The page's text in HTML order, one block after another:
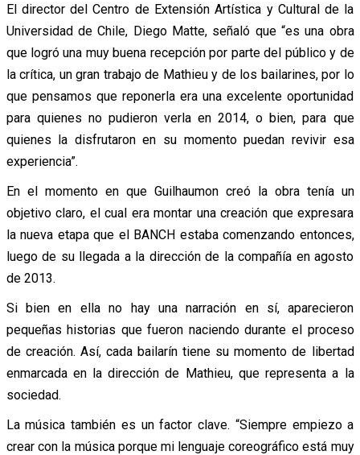
El director del Centro de Extensión Artística y Cultural de la
Universidad de Chile, Diego Matte, señaló que “es una obra
que logró una muy buena recepción por parte del público y de
la crítica, un gran trabajo de Mathieu y de los bailarines, por lo
que pensamos que reponerla era una excelente oportunidad
para quienes no pudieron verla en 2014, o bien, para que
quienes la disfrutaron en su momento puedan revivir esa
experiencia”.
En el momento en que Guilhaumon creó la obra tenía un
objetivo claro, el cual era montar una creación que expresara
la nueva etapa que el BANCH estaba comenzando entonces,
luego de su llegada a la dirección de la compañía en agosto
de 2013.
Si bien en ella no hay una narración en sí, aparecieron
pequeñas historias que fueron naciendo durante el proceso
de creación. Así, cada bailarín tiene su momento de libertad
enmarcada en la dirección de Mathieu, que representa a la
sociedad.
La música también es un factor clave. “Siempre empiezo a
crear con la música porque mi lenguaje coreográfico está muy